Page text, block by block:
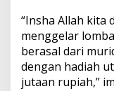
“Insha Allah kita
menggelar
berasal dari
dengan hadiah
jutaan rupiah,”